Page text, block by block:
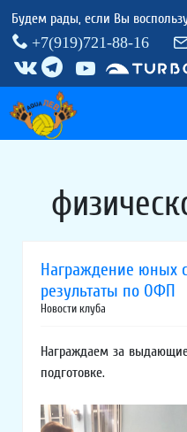
Будем рады, если Вы
+7(919)721-88-16
Награждение юных
результаты по ОФП
Новости клуба
Награждаем за
подготовке.